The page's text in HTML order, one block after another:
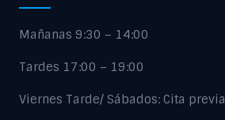
Mañanas 9:30 – 14:00
Tardes 17:00 – 19:00
Viernes Tarde/ Sábados: Cita previa